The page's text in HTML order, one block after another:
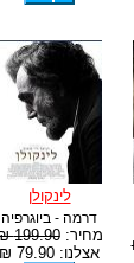
לינקולן
דרמה - ביוגרפיה
מחיר:199.90 ₪
אצלנו: 79.90 ₪